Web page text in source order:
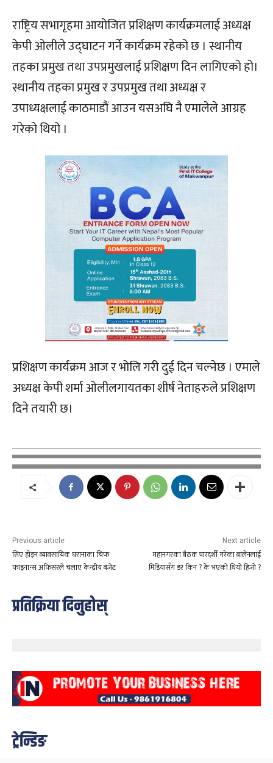
राष्ट्रिय सभागृहमा आयोजित प्रशिक्षण कार्यक्रमलाई अध्यक्ष
केपी ओलीले उद्घाटन गर्ने कार्यक्रम रहेको छ । स्थानीय
तहका प्रमुख तथा उपप्रमुखलाई प्रशिक्षण दिन लागिएको हो।
स्थानीय तहका प्रमुख र उपप्रमुख तथा अध्यक्ष र
उपाध्यक्षलाई काठमाडौं आउन यसअघि नै एमालेले आग्रह
गरेको थियो ।
प्रशिक्षण कार्यक्रम आज र भोलि गरी दुई दिन चल्नेछ । एमाले
अध्यक्ष केपी शर्मा ओलीलगायतका शीर्ष नेताहरुले प्रशिक्षण
दिने तयारी छ।
Previous article
सिए होइन व्यावसायिक घरानाका चिफ
फाइनान्स अफिसरले चलाए केन्द्रीय बजेट
Next article
महानगरका बैठक पारदर्शी गरेका बालेनलाई
मिडियासँग डर किन ? के भएको थियो हिजो ?
प्रतिक्रिया दिनुहोस्
ट्रेन्डिङ